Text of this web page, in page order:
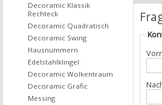
Decoramic Klassik
Rechteck
Decoramic Quadratisch
Decoramic Swing
Hausnummern
Edelstahlklingel
Decoramic Wolkentraum
Decoramic Grafic
Messing